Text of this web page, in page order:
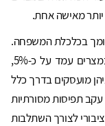
מאישה אחת.
בכלכלת המשפחה.
נכון ל-2021 שיעור העסקת הילדים בגיל 17-5 במצרים עמד על כ-5%,
מועסקים בדרך כלל
תפיסות מסורתיות
לצורך השתלבות